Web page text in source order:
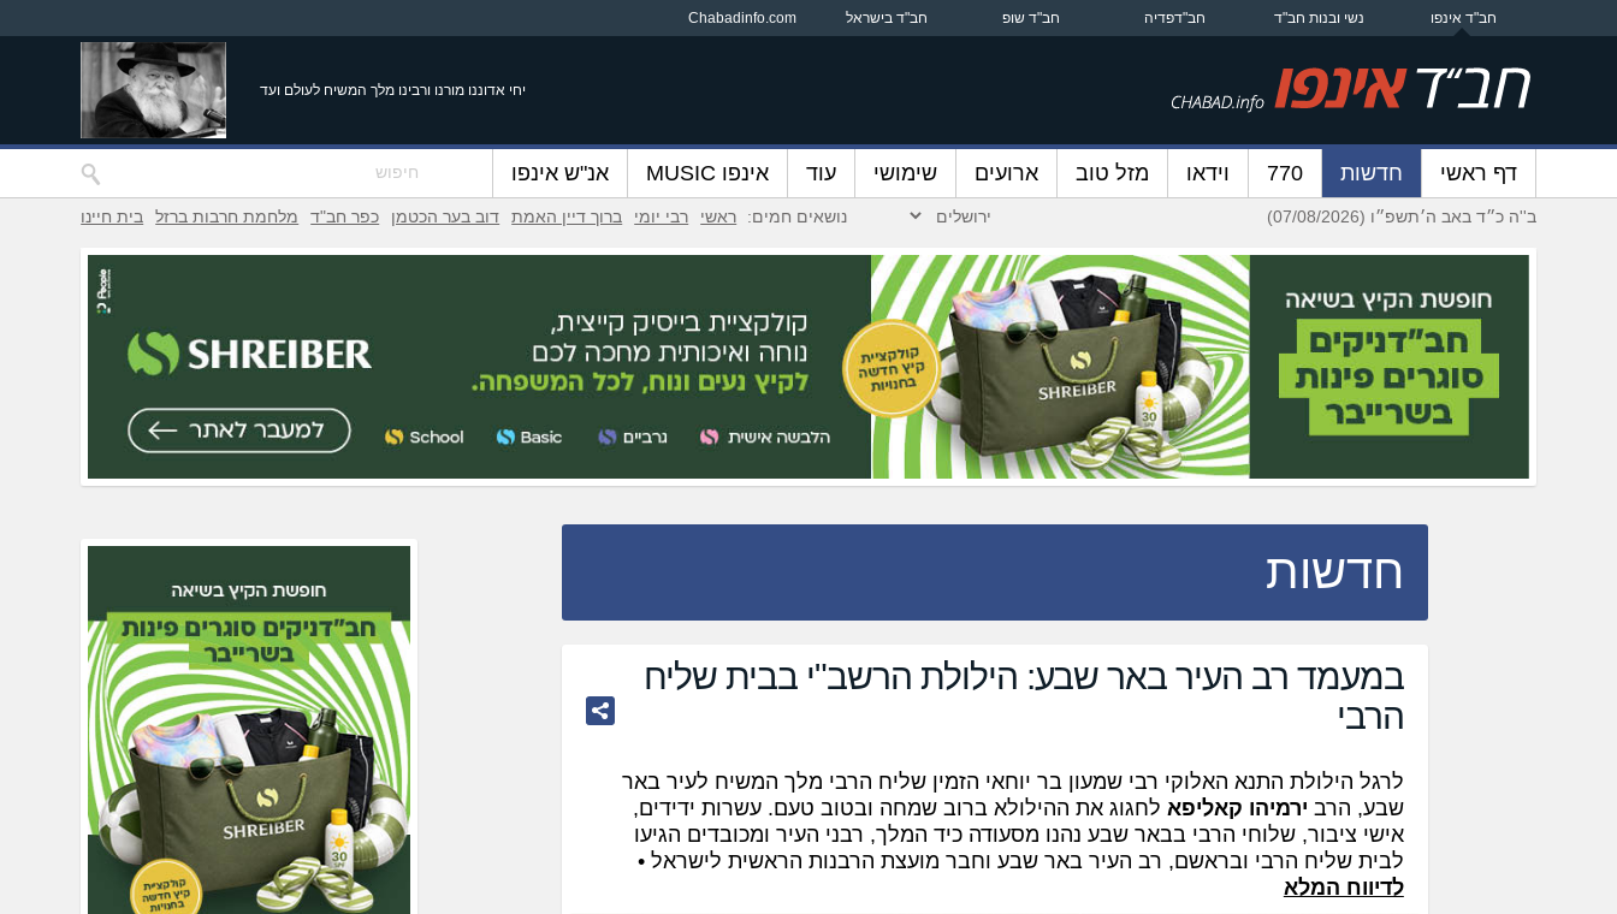
חב"ד אינפו נשי ובנות חב"ד חב"דפדיה חב"ד שופ חב"ד בישראל Chabadinfo.com
יחי אדוננו מורנו ורבינו מלך המשיח לעולם ועד
דף ראשי חדשות 770 וידאו מזל טוב ארועים שימושי עוד אינפו MUSIC אנ"ש אינפו
ב''ה כ״ד באב ה׳תשפ״ו (07/08/2026) נושאים חמים: ראשי רבי יומי ברוך דיין האמת דוב בער הכטמן כפר חב"ד מלחמת חרבות ברזל בית חיינו
חדשות
במעמד רב העיר באר שבע: הילולת הרשב"י בבית שליח
הרבי
לרגל הילולת התנא האלוקי רבי שמעון בר יוחאי הזמין שליח הרבי מלך המשיח לעיר באר
שבע, הרב ירמיהו קאליפא לחגוג את ההילולא ברוב שמחה ובטוב טעם. עשרות ידידים,
אישי ציבור, שלוחי הרבי בבאר שבע נהנו מסעודה כיד המלך, רבני העיר ומכובדים הגיעו
לבית שליח הרבי ובראשם, רב העיר באר שבע וחבר מועצת הרבנות הראשית לישראל •
לדיווח המלא